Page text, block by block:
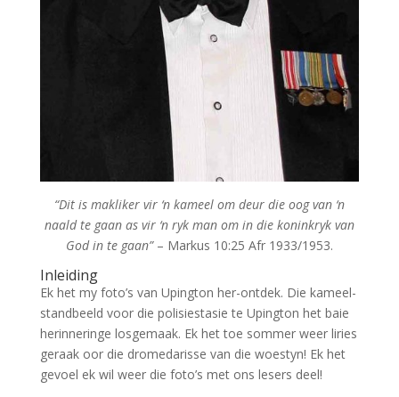
“Dit is makliker vir ‘n kameel om deur die oog van ‘n
naald te gaan as vir ‘n ryk man om in die koninkryk van
God in te gaan”– Markus 10:25 Afr 1933/1953.
Inleiding
Ek het my foto’s van Upington her-ontdek. Die kameel-
standbeeld voor die polisiestasie te Upington het baie
herinneringe losgemaak. Ek het toe sommer weer liries
geraak oor die dromedarisse van die woestyn! Ek het
gevoel ek wil weer die foto’s met ons lesers deel!